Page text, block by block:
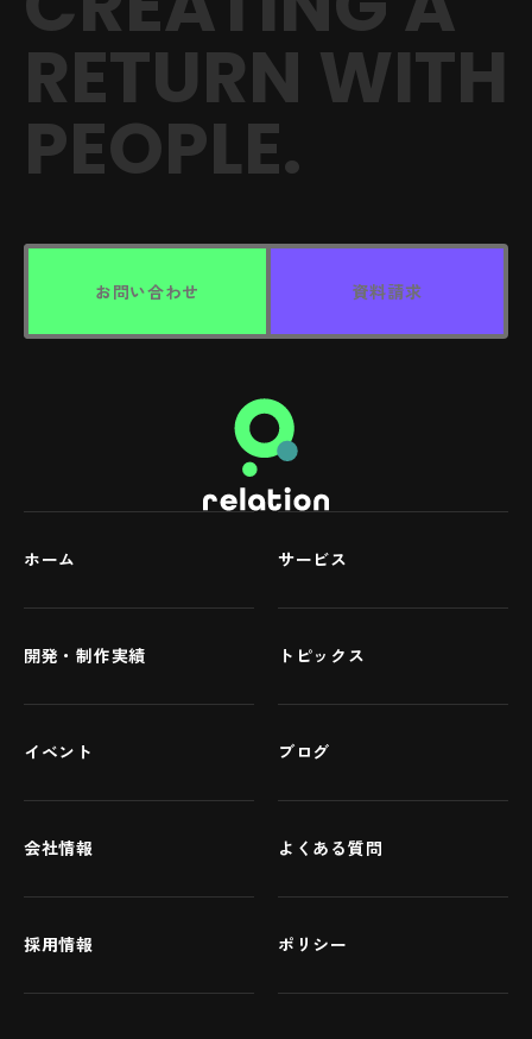
RETURN WITH
PEOPLE.
お問い合わせ 資料請求
ホーム サービス
開発・制作実績 トピックス
イベント ブログ
会社情報 よくある質問
採用情報 ポリシー